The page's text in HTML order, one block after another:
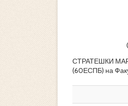
СТРАТЕШКИ
(60ЕСПБ) на